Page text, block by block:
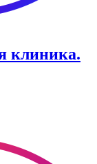
клиника.